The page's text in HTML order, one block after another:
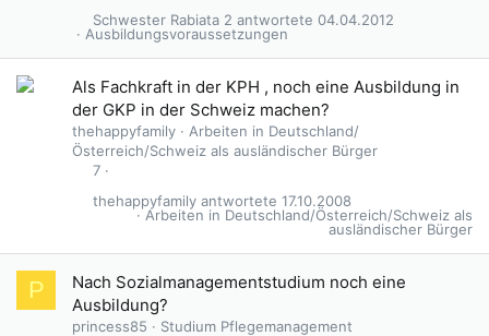
Ausbildungsvoraussetzungen
04.04.2012
Schwester Rabiata 2
Als Fachkraft in der KPH , noch eine Ausbildung in
der GKP in der Schweiz machen?
thehappyfamily
Arbeiten in Deutschland/
Österreich/Schweiz als ausländischer Bürger
7
Arbeiten in Deutschland/Österreich/Schweiz als
ausländischer Bürger
17.10.2008
thehappyfamily
P
Nach Sozialmanagementstudium noch eine
Ausbildung?
princess85
Studium Pflegemanagement